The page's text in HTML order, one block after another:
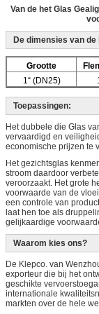
Van de het Glas
De dimensies van
Grootte
1“ (DN25)
Toepassingen:
Het dubbele die Glas
vervaardigd en
economische prijzen te
Het gezichtsglas
stroom daardoor
veroorzaakt. Het grote
voorwaarde van de
een controle van
laat hen toe als
gelijkaardige
Waarom kies ons?
De Klepco. van
exporteur die bij het
geschikte
internationale
markten over de hele